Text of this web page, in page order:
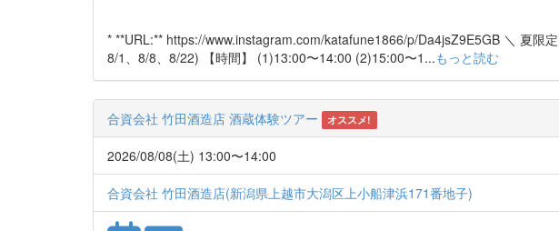
* **URL:** https://www.instagram.com/katafune1866/p/Da4jsZ9E5GB ＼ 夏限
8/1、8/8、8/22) 【時間】 (1)13:00〜14:00 (2)15:00〜1...もっと読む
合資会社 竹田酒造店 酒蔵体験ツアー オススメ!
2026/08/08(土) 13:00〜14:00
合資会社 竹田酒造店(新潟県上越市大潟区上小船津浜171番地子)